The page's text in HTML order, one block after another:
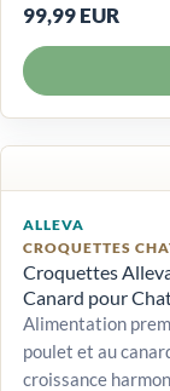
99,99 EUR
ALLEVA
CROQUETTES
Croquettes
Canard pour
Alimentation
poulet et au
croissance